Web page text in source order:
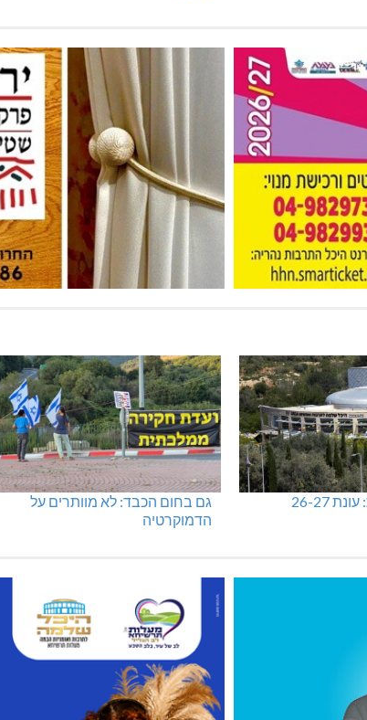
26-27
גם בחום הכבד: לא מוותרים על
הדמוקרטיה